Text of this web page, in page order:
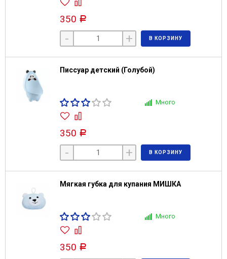
350 Р
- + В КОРЗИНУ
Писсуар детский (Голубой)
Много
350 Р
- + В КОРЗИНУ
Мягкая губка для купания МИШКА
Много
350 Р